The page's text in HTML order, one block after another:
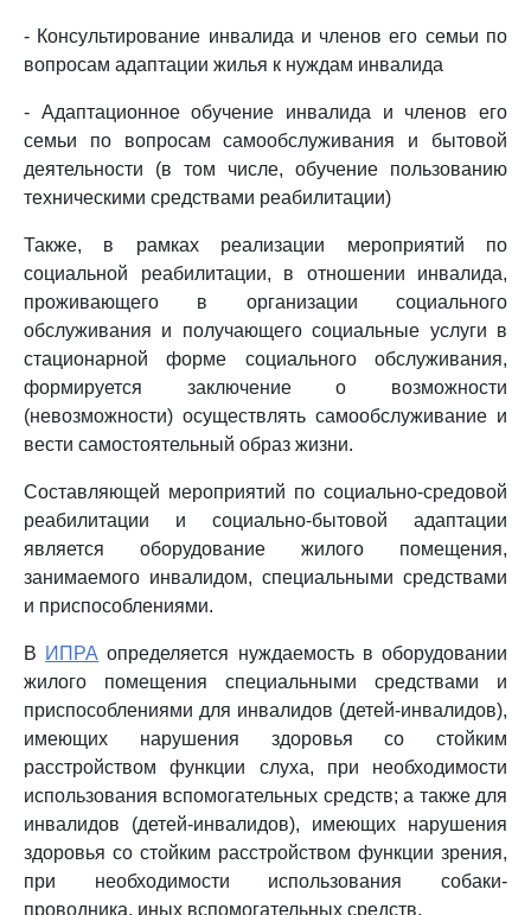
- Консультирование инвалида и членов его семьи по
вопросам адаптации жилья к нуждам инвалида
- Адаптационное обучение инвалида и членов его
семьи по вопросам самообслуживания и бытовой
деятельности (в том числе, обучение пользованию
техническими средствами реабилитации)
Также, в рамках реализации мероприятий по
социальной реабилитации, в отношении инвалида,
проживающего в организации социального
обслуживания и получающего социальные услуги в
стационарной форме социального обслуживания,
формируется заключение о возможности
(невозможности) осуществлять самообслуживание и
вести самостоятельный образ жизни.
Составляющей мероприятий по социально-средовой
реабилитации и социально-бытовой адаптации
является оборудование жилого помещения,
занимаемого инвалидом, специальными средствами
и приспособлениями.
В ИПРА определяется нуждаемость в оборудовании
жилого помещения специальными средствами и
приспособлениями для инвалидов (детей-инвалидов),
имеющих нарушения здоровья со стойким
расстройством функции слуха, при необходимости
использования вспомогательных средств; а также для
инвалидов (детей-инвалидов), имеющих нарушения
здоровья со стойким расстройством функции зрения,
при необходимости использования собаки-
проводника, иных вспомогательных средств.